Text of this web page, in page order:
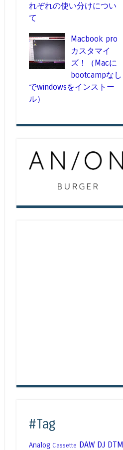
れぞれの使い分けについ
て
Macbook pro
カスタマイ
ズ！（Macに
bootcampなし
でwindowsをインストー
ル）
#Tag
Analog Cassette DAW DJ DTM